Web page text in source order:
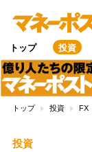
トップ 投資
トップ 投資 FX
投資